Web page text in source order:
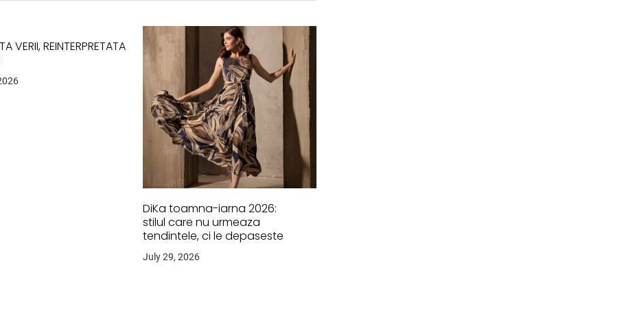
VERII, REINTERPRETATA
DiKa toamna-iarna 2026:
stilul care nu urmeaza
tendintele, ci le depaseste
July 29, 2026